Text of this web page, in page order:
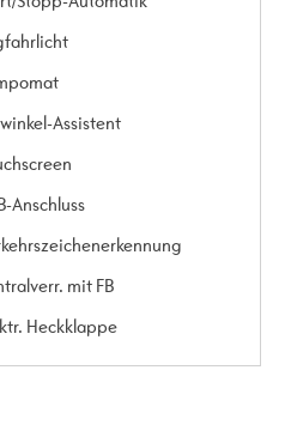
Assistent
Anschluss
mit FB
Heckklappe